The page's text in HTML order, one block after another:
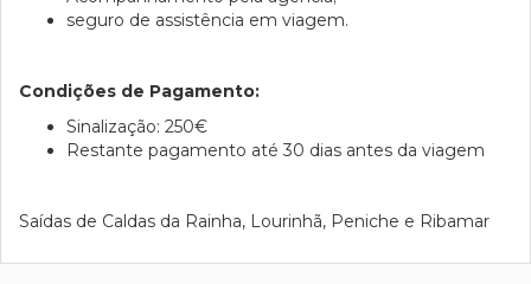
seguro de assistência em viagem.
Condições de Pagamento:
Sinalização: 250€
Restante pagamento até 30 dias antes da viagem
Saídas de Caldas da Rainha, Lourinhã, Peniche e Ribamar